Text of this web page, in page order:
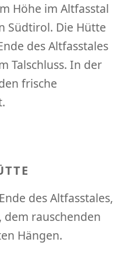
Höhe im Altfasstal
Südtirol. Die Hütte
des Altfasstales
Talschluss. In der
frische
des Altfasstales,
dem rauschenden
Hängen.